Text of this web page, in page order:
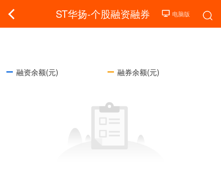
ST华扬-个股融资融券
融资余额(元) 融券余额(元)